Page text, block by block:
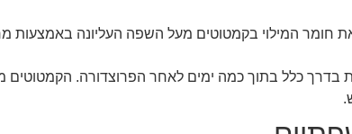
חומר המילוי בקמטוטים מעל השפה העליונה באמצעות
בדרך כלל בתוך כמה ימים לאחר הפרוצדורה.